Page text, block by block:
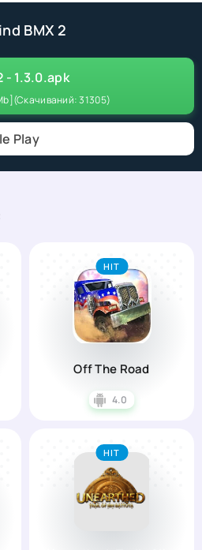
BMX 2
- 1.3.0.apk
(Скачиваний: 31305)
Play
Off The Road
4.0
HIT
HIT